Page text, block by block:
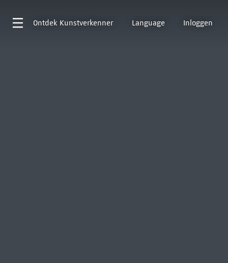
Ontdek Kunstverkenner Language Inloggen